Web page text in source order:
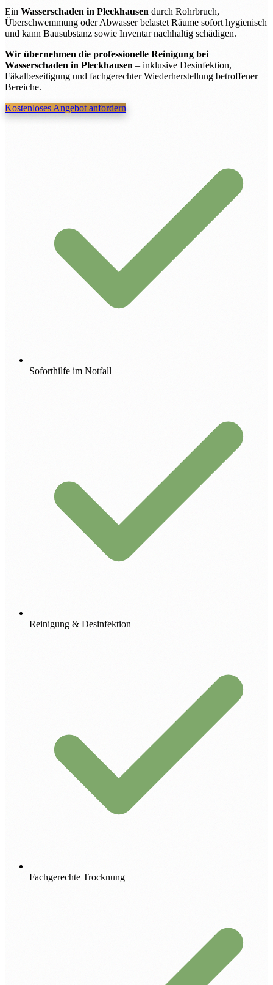
Ein Wasserschaden in Pleckhausen durch Rohrbruch,
Überschwemmung oder Abwasser belastet Räume sofort hygienisch
und kann Bausubstanz sowie Inventar nachhaltig schädigen.
Wir übernehmen die professionelle Reinigung bei
Wasserschaden in Pleckhausen– inklusive Desinfektion,
Fäkalbeseitigung und fachgerechter Wiederherstellung betroffener
Bereiche.
Kostenloses Angebot anfordern
Soforthilfe im Notfall
Reinigung & Desinfektion
Fachgerechte Trocknung